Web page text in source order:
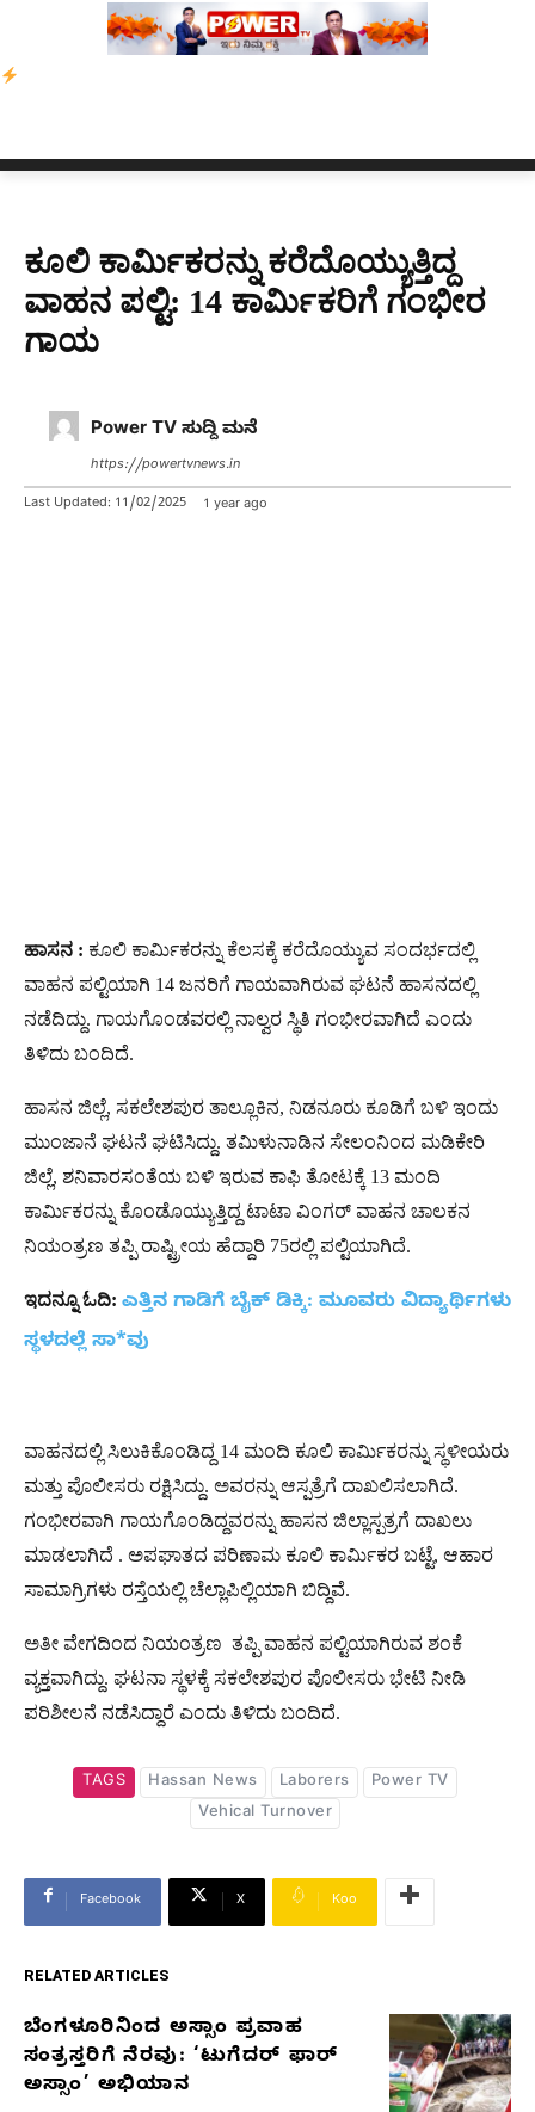
ಎಐಯಿಂದ ಸಂಕಷ್ಟ: ಆಸ್ಟ್ರೇಲಿಯಾದಲ್ಲಿ ಚಂದಾದಾರಿಕೆ ಕುಸಿತ
ಕೂಲಿ ಕಾರ್ಮಿಕರನ್ನು ಕರೆದೊಯ್ಯುತ್ತಿದ್ದ
ವಾಹನ ಪಲ್ಟಿ: 14 ಕಾರ್ಮಿಕರಿಗೆ ಗಂಭೀರ
ಗಾಯ
Power TV ಸುದ್ದಿ ಮನೆ
https://powertvnews.in
Last Updated: 11/02/2025 1 year ago
ಹಾಸನ : ಕೂಲಿ ಕಾರ್ಮಿಕರನ್ನು ಕೆಲಸಕ್ಕೆ ಕರೆದೊಯ್ಯುವ ಸಂದರ್ಭದಲ್ಲಿ
ವಾಹನ ಪಲ್ಟಿಯಾಗಿ 14 ಜನರಿಗೆ ಗಾಯವಾಗಿರುವ ಘಟನೆ ಹಾಸನದಲ್ಲಿ
ನಡೆದಿದ್ದು. ಗಾಯಗೊಂಡವರಲ್ಲಿ ನಾಲ್ವರ ಸ್ಥಿತಿ ಗಂಭೀರವಾಗಿದೆ ಎಂದು
ತಿಳಿದು ಬಂದಿದೆ.
ಹಾಸನ ಜಿಲ್ಲೆ, ಸಕಲೇಶಪುರ ತಾಲ್ಲೂಕಿನ, ನಿಡನೂರು ಕೂಡಿಗೆ ಬಳಿ ಇಂದು
ಮುಂಜಾನೆ ಘಟನೆ ಘಟಿಸಿದ್ದು. ತಮಿಳುನಾಡಿನ ಸೇಲಂನಿಂದ ಮಡಿಕೇರಿ
ಜಿಲ್ಲೆ, ಶನಿವಾರಸಂತೆಯ ಬಳಿ ಇರುವ ಕಾಫಿ ತೋಟಕ್ಕೆ 13 ಮಂದಿ
ಕಾರ್ಮಿಕರನ್ನು ಕೊಂಡೊಯ್ಯುತ್ತಿದ್ದ ಟಾಟಾ ವಿಂಗರ್ ವಾಹನ ಚಾಲಕನ
ನಿಯಂತ್ರಣ ತಪ್ಪಿ ರಾಷ್ಟ್ರೀಯ ಹೆದ್ದಾರಿ 75ರಲ್ಲಿ ಪಲ್ಟಿಯಾಗಿದೆ.
ಇದನ್ನೂ ಓದಿ: ಎತ್ತಿನ ಗಾಡಿಗೆ ಬೈಕ್​ ಡಿಕ್ಕಿ: ಮೂವರು ವಿದ್ಯಾರ್ಥಿಗಳು
ಸ್ಥಳದಲ್ಲೆ ಸಾ*ವು
ವಾಹನದಲ್ಲಿ ಸಿಲುಕಿಕೊಂಡಿದ್ದ 14 ಮಂದಿ ಕೂಲಿ ಕಾರ್ಮಿಕರನ್ನು ಸ್ಥಳೀಯರು
ಮತ್ತು ಪೊಲೀಸರು ರಕ್ಷಿಸಿದ್ದು. ಅವರನ್ನು ಆಸ್ಪತ್ರೆಗೆ ದಾಖಲಿಸಲಾಗಿದೆ.
ಗಂಭೀರವಾಗಿ ಗಾಯಗೊಂಡಿದ್ದವರನ್ನು ಹಾಸನ ಜಿಲ್ಲಾಸ್ಪತ್ರಗೆ ದಾಖಲು
ಮಾಡಲಾಗಿದೆ . ಅಪಘಾತದ ಪರಿಣಾಮ ಕೂಲಿ ಕಾರ್ಮಿಕರ ಬಟ್ಟೆ, ಆಹಾರ
ಸಾಮಾಗ್ರಿಗಳು ರಸ್ತೆಯಲ್ಲಿ ಚೆಲ್ಲಾಪಿಲ್ಲಿಯಾಗಿ ಬಿದ್ದಿವೆ.
ಅತೀ ವೇಗದಿಂದ ನಿಯಂತ್ರಣ ತಪ್ಪಿ ವಾಹನ ಪಲ್ಟಿಯಾಗಿರುವ ಶಂಕೆ
ವ್ಯಕ್ತವಾಗಿದ್ದು. ಘಟನಾ ಸ್ಥಳಕ್ಕೆ ಸಕಲೇಶಪುರ ಪೊಲೀಸರು ಭೇಟಿ ನೀಡಿ
ಪರಿಶೀಲನೆ ನಡೆಸಿದ್ದಾರೆ ಎಂದು ತಿಳಿದು ಬಂದಿದೆ.
TAGS Hassan News Laborers
Power TV
Vehical Turnover
Facebook X Koo
RELATED ARTICLES
RELATED
ARTICLES
ಬೆಂಗಳೂರಿನಿಂದ ಅಸ್ಸಾಂ ಪ್ರವಾಹ
ಸಂತ್ರಸ್ತರಿಗೆ ನೆರವು: ‘ಟುಗೆದರ್ ಫಾರ್
ಅಸ್ಸಾಂ’ ಅಭಿಯಾನ